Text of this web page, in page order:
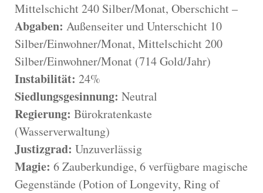
Mittelschicht 240 Silber/Monat, Oberschicht –
Abgaben: Außenseiter und Unterschicht 10
Silber/Einwohner/Monat, Mittelschicht 200
Silber/Einwohner/Monat (714 Gold/Jahr)
Instabilität: 24%
Siedlungsgesinnung: Neutral
Regierung: Bürokratenkaste
(Wasserverwaltung)
Justizgrad: Unzuverlässig
Magie: 6 Zauberkundige, 6 verfügbare magische
Gegenstände (Potion of Longevity, Ring of